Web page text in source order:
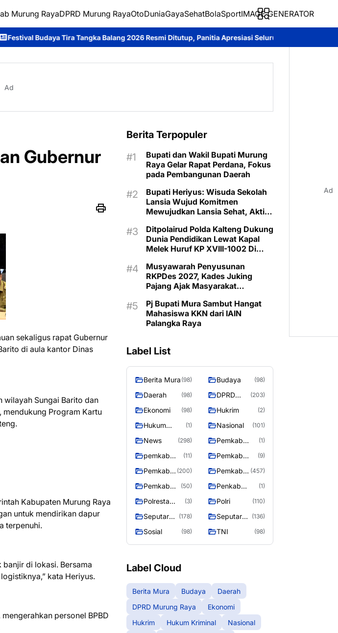
Murung RayaDPRD Murung RayaOtoDuniaGayaSehatBolaSportIMAGE GENERATOR
Balang 2026 Resmi Ditutup, Panitia Apresiasi Seluruh Peserta Sambangi Warga Desa,
Ad
Gubernur
sekaligus rapat Gubernur
di aula kantor Dinas
wilayah Sungai Barito dan
Program Kartu
Kabupaten Murung Raya
untuk mendirikan dapur
terpenuhi.
di lokasi. Bersama
kata Heriyus.
personel BPBD
Berita Terpopuler
Bupati dan Wakil Bupati Murung
Raya Gelar Rapat Perdana, Fokus
pada Pembangunan Daerah
Bupati Heriyus: Wisuda Sekolah
Lansia Wujud Komitmen
Mewujudkan Lansia Sehat, Aktif,
Ditpolairud Polda Kalteng Dukung
Dunia Pendidikan Lewat Kapal
Melek Huruf KP XVIII-1002 Di
Musyawarah Penyusunan
RKPDes 2027, Kades Juking
Pajang Ajak Masyarakat
Kebutuhan
Pj Bupati Mura Sambut Hangat
Mahasiswa KKN dari IAIN
Palangka Raya
Label List
Berita Mura (98) Budaya (98)
Daerah (98)
DPRD
Raya
(203)
Ekonomi (98) Hukrim (2)
Hukum
(1) Nasional (101)
News (298)
Pemkab
(1)
pemkab
raya
(11)
Pemkab
murung raya
(9)
Pemkab
raya
(200)
Pemkab
Raya
(457)
Pemkab
Raya 4
(50)
Penkab
Murung raya
(1)
Polresta
Raya
(3) Polri (110)
Seputar
Murung
Raya
(178)
Seputar
Seasen 2
(136)
Sosial (98) TNI (98)
Label Cloud
Berita Mura Budaya
Daerah
DPRD Murung Raya
Ekonomi
Hukrim
Hukum Kriminal
Nasional
Ad